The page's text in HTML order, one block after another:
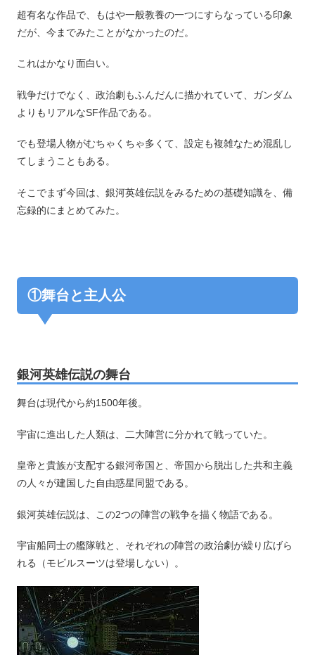
超有名な作品で、もはや一般教養の一つにすらなっている印象
だが、今までみたことがなかったのだ。
これはかなり面白い。
戦争だけでなく、政治劇もふんだんに描かれていて、ガンダム
よりもリアルなSF作品である。
でも登場人物がむちゃくちゃ多くて、設定も複雑なため混乱し
てしまうこともある。
そこでまず今回は、銀河英雄伝説をみるための基礎知識を、備
忘録的にまとめてみた。
①舞台と主人公
銀河英雄伝説の舞台
舞台は現代から約1500年後。
宇宙に進出した人類は、二大陣営に分かれて戦っていた。
皇帝と貴族が支配する銀河帝国と、帝国から脱出した共和主義
の人々が建国した自由惑星同盟である。
銀河英雄伝説は、この2つの陣営の戦争を描く物語である。
宇宙船同士の艦隊戦と、それぞれの陣営の政治劇が繰り広げら
れる（モビルスーツは登場しない）。